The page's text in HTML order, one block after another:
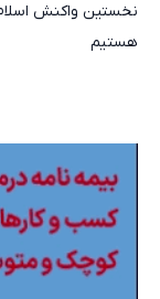
نخستین واکنش
هستیم